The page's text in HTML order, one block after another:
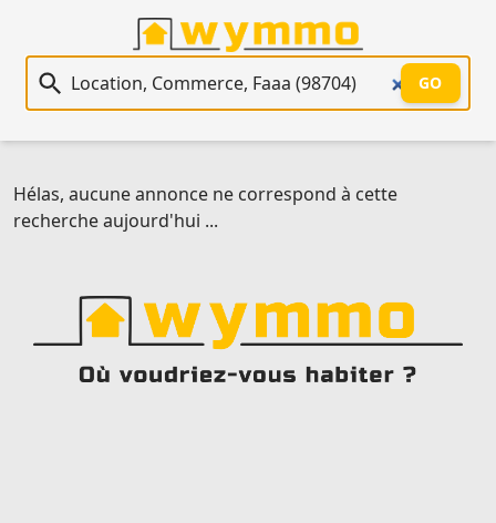
Recherche immobilière
GO
Hélas, aucune annonce ne correspond à cette
recherche aujourd'hui ...